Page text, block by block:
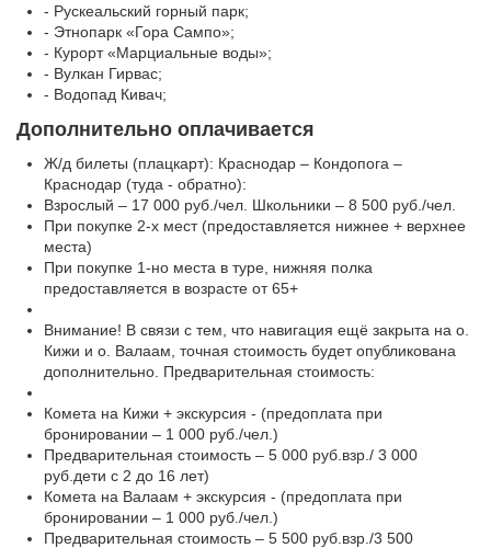
- Рускеальский горный парк;
- Этнопарк «Гора Сампо»;
- Курорт «Марциальные воды»;
- Вулкан Гирвас;
- Водопад Кивач;
Дополнительно оплачивается
Ж/д билеты (плацкарт): Краснодар – Кондопога –
Краснодар (туда - обратно):
Взрослый – 17 000 руб./чел. Школьники – 8 500 руб./чел.
При покупке 2-х мест (предоставляется нижнее + верхнее
места)
При покупке 1-но места в туре, нижняя полка
предоставляется в возрасте от 65+
Внимание! В связи с тем, что навигация ещё закрыта на о.
Кижи и о. Валаам, точная стоимость будет опубликована
дополнительно. Предварительная стоимость:
Комета на Кижи + экскурсия - (предоплата при
бронировании – 1 000 руб./чел.)
Предварительная стоимость – 5 000 руб.взр./ 3 000
руб.дети с 2 до 16 лет)
Комета на Валаам + экскурсия - (предоплата при
бронировании – 1 000 руб./чел.)
Предварительная стоимость – 5 500 руб.взр./3 500